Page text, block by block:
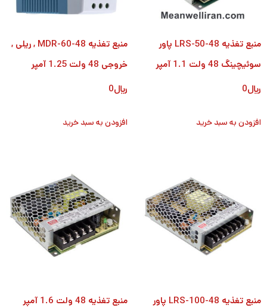
منبع تغذیه LRS-50-48 پاور
سوئیچینگ 48 ولت 1.1 آمپر
﷼0
افزودن به سبد خرید
منبع تغذیه MDR-60-48 , ریلی ,
خروجی 48 ولت 1.25 آمپر
﷼0
افزودن به سبد خرید
منبع تغذیه LRS-100-48 پاور
منبع تغذیه 48 ولت 1.6 آمپر